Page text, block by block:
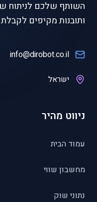
השותף שלכם לניתוח
ותובנות מקיפים
info@dirobot.co.il
ישראל
ניווט מהיר
עמוד הבית
מחשבון שווי
נתוני שוק